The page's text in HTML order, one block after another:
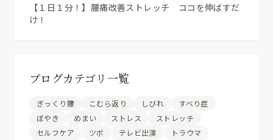
【１日１分！】腰痛改善ストレッチ ココを伸ばすだ
け！
ブログカテゴリ一覧
ぎっくり腰 こむら返り しびれ
すべり症
ぼやき
めまい ストレス
ストレッチ
セルフケア
ツボ テレビ出演
トラウマ